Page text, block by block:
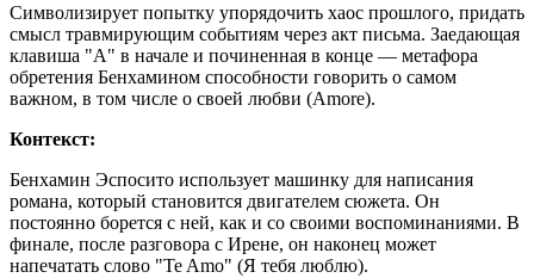
Символизирует попытку упорядочить хаос прошлого, придать
смысл травмирующим событиям через акт письма. Заедающая
клавиша "A" в начале и починенная в конце — метафора
обретения Бенхамином способности говорить о самом
важном, в том числе о своей любви (Amore).
Контекст:
Бенхамин Эспосито использует машинку для написания
романа, который становится двигателем сюжета. Он
постоянно борется с ней, как и со своими воспоминаниями. В
финале, после разговора с Ирене, он наконец может
напечатать слово "Te Amo" (Я тебя люблю).